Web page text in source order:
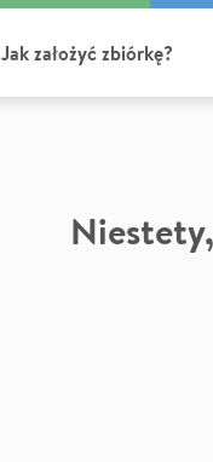
Jak założyć zbiórkę?